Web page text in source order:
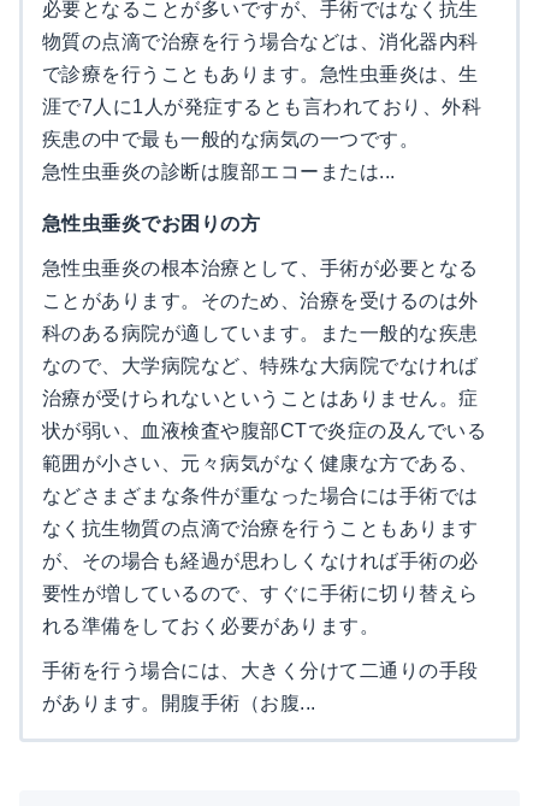
必要となることが多いですが、手術ではなく抗生
物質の点滴で治療を行う場合などは、消化器内科
で診療を行うこともあります。急性虫垂炎は、生
涯で7人に1人が発症するとも言われており、外科
疾患の中で最も一般的な病気の一つです。
急性虫垂炎の診断は腹部エコーまたは...
急性虫垂炎でお困りの方
急性虫垂炎の根本治療として、手術が必要となる
ことがあります。そのため、治療を受けるのは外
科のある病院が適しています。また一般的な疾患
なので、大学病院など、特殊な大病院でなければ
治療が受けられないということはありません。症
状が弱い、血液検査や腹部CTで炎症の及んでいる
範囲が小さい、元々病気がなく健康な方である、
などさまざまな条件が重なった場合には手術では
なく抗生物質の点滴で治療を行うこともあります
が、その場合も経過が思わしくなければ手術の必
要性が増しているので、すぐに手術に切り替えら
れる準備をしておく必要があります。
手術を行う場合には、大きく分けて二通りの手段
があります。開腹手術（お腹...